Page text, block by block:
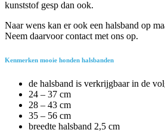
kunststof gesp dan ook.
Naar wens kan er ook een halsband op
Neem daarvoor contact met ons op.
Kenmerken mooie honden halsbanden
de halsband is verkrijgbaar in de
24 – 37 cm
28 – 43 cm
35 – 56 cm
breedte halsband 2,5 cm